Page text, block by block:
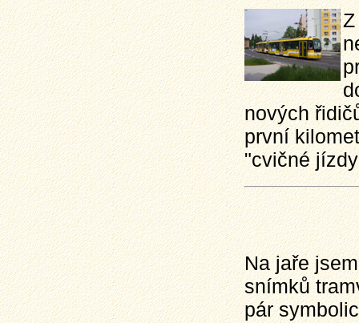
nových
první
"cvičné
Na jaře
snímků
pár